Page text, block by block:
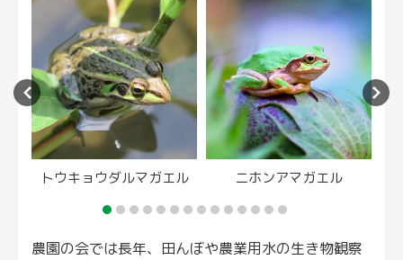
トウキョウダルマガエル ニホンアマガエル
農園の会では長年、田んぼや農業用水の生き物観察